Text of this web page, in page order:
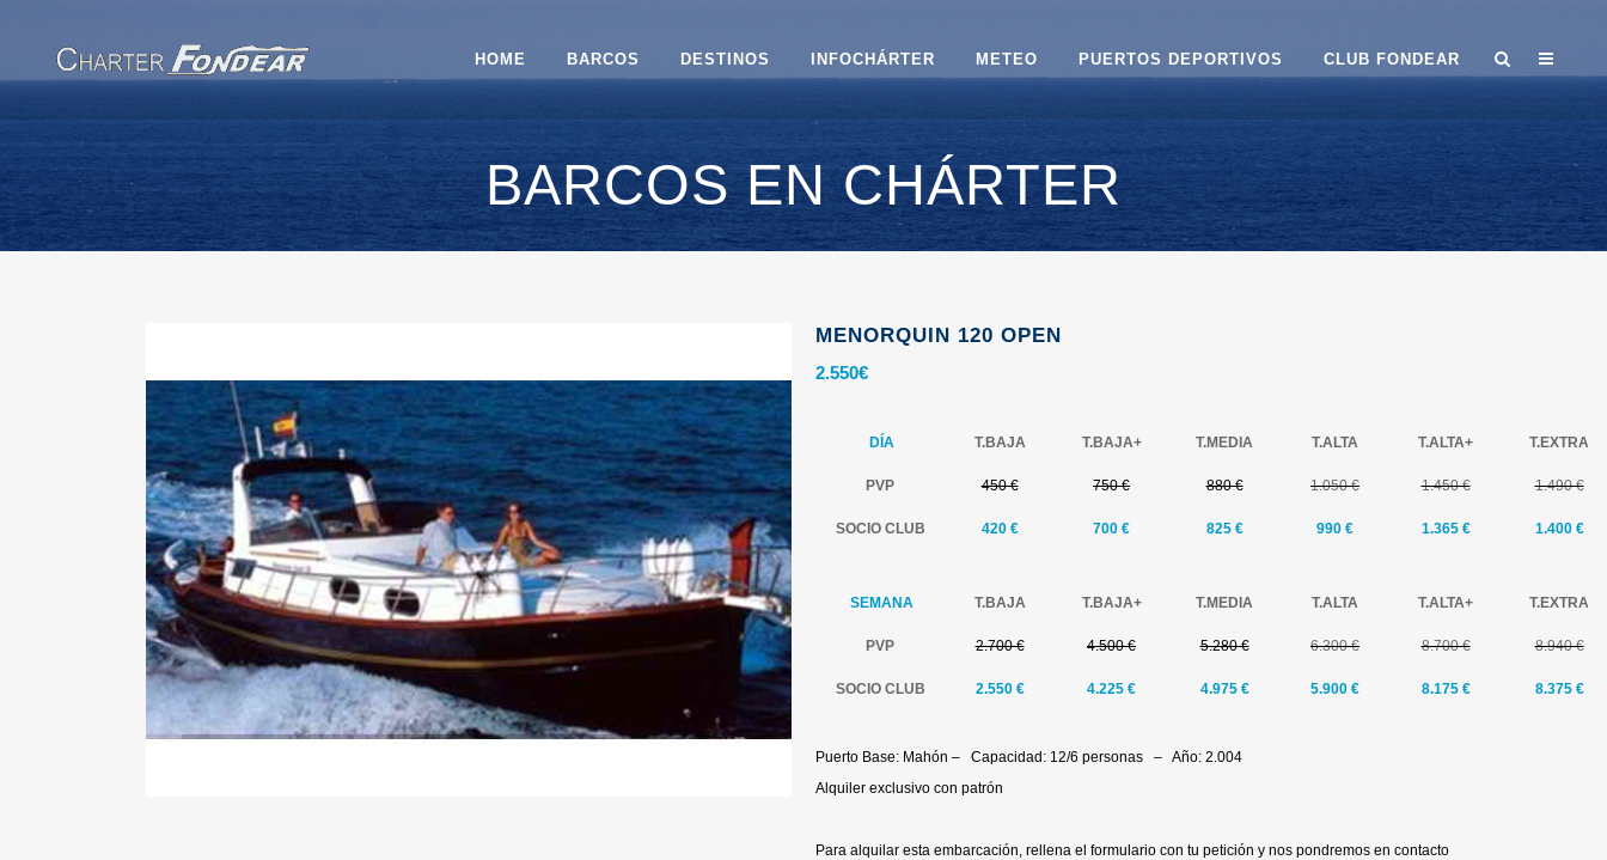
HOME BARCOS DESTINOS INFOCHÁRTER METEO PUERTOS DEPORTIVOS CLUB FONDEAR
BARCOS EN CHÁRTER
MENORQUIN 120 OPEN
2.550€
DÍA T.BAJA T.BAJA+ T.MEDIA T.ALTA T.ALTA+ T.EXTRA
PVP 450 € 750 € 880 € 1.050 € 1.450 € 1.490 €
SOCIO CLUB 420 € 700 € 825€ 990 € 1.365 € 1.400 €
SEMANA T.BAJA T.BAJA+ T.MEDIA T.ALTA T.ALTA+ T.EXTRA
PVP 2.700 € 4.500 € 5.280 € 6.300 € 8.700 € 8.940 €
SOCIO CLUB 2.550 € 4.225 € 4.975€ 5.900 € 8.175 € 8.375 €
Puerto Base: Mahón – Capacidad: 12/6 personas – Año: 2.004
Alquiler exclusivo con patrón
Para alquilar esta embarcación, rellena el formulario con tu petición y nos pondremos en contacto